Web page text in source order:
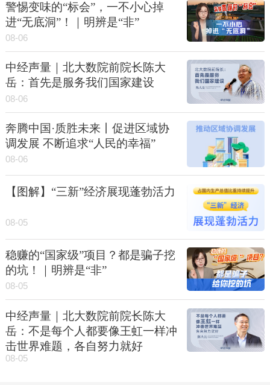
警惕变味的“标会”，一不小心掉
进“无底洞”！｜明辨是“非”
08-06
中经声量｜北大数院前院长陈大
岳：首先是服务我们国家建设
08-06
奔腾中国·质胜未来丨促进区域协
调发展 不断追求“人民的幸福”
08-06
【图解】“三新”经济展现蓬勃活力
08-05
稳赚的“国家级”项目？都是骗子挖
的坑！｜明辨是“非”
08-05
中经声量｜北大数院前院长陈大
岳：不是每个人都要像王虹一样冲
击世界难题，各自努力就好
08-05